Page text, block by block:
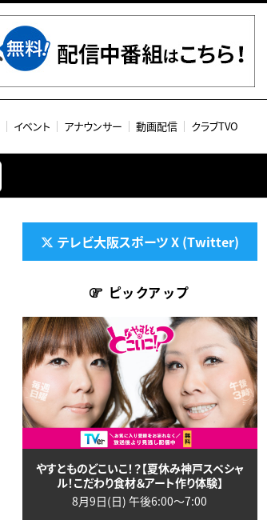
イベント アナウンサー 動画配信 クラブTVO
テレビ大阪スポーツ X (Twitter)
ピックアップ
やすとものどこいこ！？【夏休み神戸スペシャ
ル！こだわり食材＆アート作り体験】
8月9日(日) 午後6:00〜7:00